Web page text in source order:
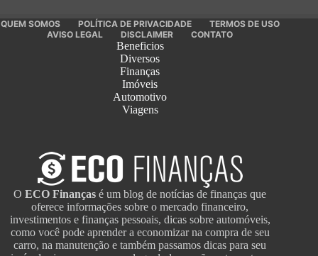
QUEM SOMOS POLÍTICA DE PRIVACIDADE
TERMOS DE USO
AVISO LEGAL
DISCLAIMER CONTATO
Beneficios
Diversos
Finanças
Imóveis
Automotivo
Viagens
OECO Finanças é um blog de notícias de finanças que
oferece informações sobre o mercado financeiro,
investimentos e finanças pessoais, dicas sobre automóveis,
como você pode aprender a economizar na compra de seu
carro, na manutenção e também passamos dicas para seu